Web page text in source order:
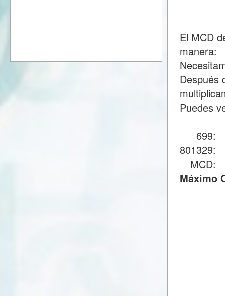
El MCD
manera:
Después
Puedes
699:
801329:
MCD:
Máximo